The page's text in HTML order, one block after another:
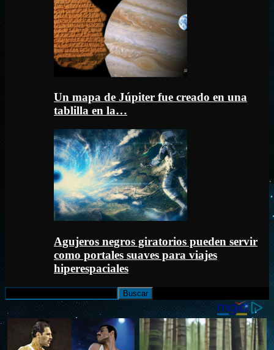
Un mapa de Júpiter fue creado en una
tablilla en la…
Agujeros negros giratorios pueden servir
como portales suaves para viajes
hiperespaciales